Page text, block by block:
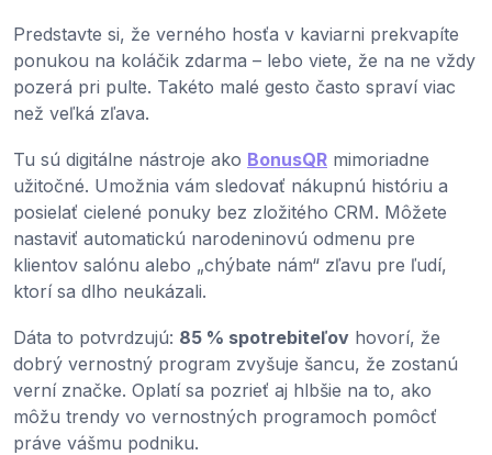
Predstavte si, že verného hosťa v kaviarni prekvapíte
ponukou na koláčik zdarma – lebo viete, že na ne vždy
pozerá pri pulte. Takéto malé gesto často spraví viac
než veľká zľava.
Tu sú digitálne nástroje ako BonusQR mimoriadne
užitočné. Umožnia vám sledovať nákupnú históriu a
posielať cielené ponuky bez zložitého CRM. Môžete
nastaviť automatickú narodeninovú odmenu pre
klientov salónu alebo „chýbate nám“ zľavu pre ľudí,
ktorí sa dlho neukázali.
Dáta to potvrdzujú: 85 % spotrebiteľov hovorí, že
dobrý vernostný program zvyšuje šancu, že zostanú
verní značke. Oplatí sa pozrieť aj hlbšie na to, ako
môžu trendy vo vernostných programoch pomôcť
práve vášmu podniku.